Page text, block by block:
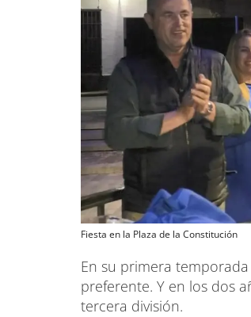
Fiesta en la Plaza de la Constitución
En su primera
preferente. Y en los dos
tercera división.